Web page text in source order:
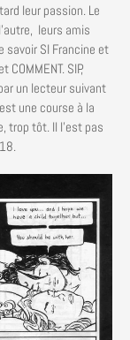
leur passion. Le
leurs amis
savoir SI Francine et
SIP,
un lecteur suivant
une course à la
trop tôt. Il l’est pas